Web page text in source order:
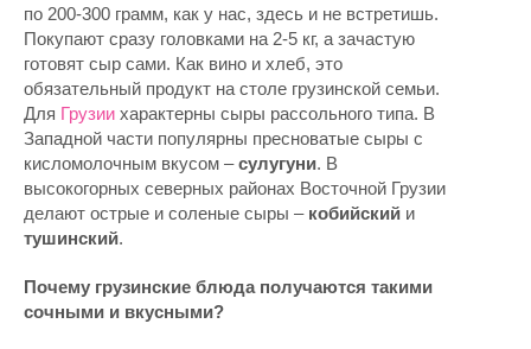
по 200-300 грамм, как у нас, здесь и не встретишь.
Покупают сразу головками на 2-5 кг, а зачастую
готовят сыр сами. Как вино и хлеб, это
обязательный продукт на столе грузинской семьи.
Для Грузии характерны сыры рассольного типа. В
Западной части популярны пресноватые сыры с
кисломолочным вкусом –сулугуни. В
высокогорных северных районах Восточной Грузии
делают острые и соленые сыры – кобийский и
тушинский.
Почему грузинские блюда получаются такими
сочными и вкусными?